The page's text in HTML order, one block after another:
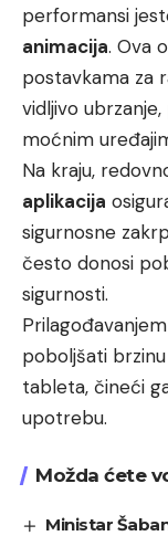
performansi
animacija. Ova
postavkama za
vidljivo
moćnim
Na kraju,
aplikacija
sigurnosne
često donosi
sigurnosti.
poboljšati
tableta, čineći
upotrebu.
Možda ćete
Ministar